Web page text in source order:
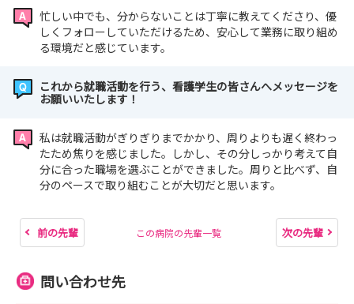
忙しい中でも、分からないことは丁寧に教えてくださり、優
しくフォローしていただけるため、安心して業務に取り組め
る環境だと感じています。
これから就職活動を行う、看護学生の皆さんへメッセージを
お願いいたします！
私は就職活動がぎりぎりまでかかり、周りよりも遅く終わっ
たため焦りを感じました。しかし、その分しっかり考えて自
分に合った職場を選ぶことができました。周りと比べず、自
分のペースで取り組むことが大切だと思います。
前の先輩 この病院の先輩一覧 次の先輩
問い合わせ先